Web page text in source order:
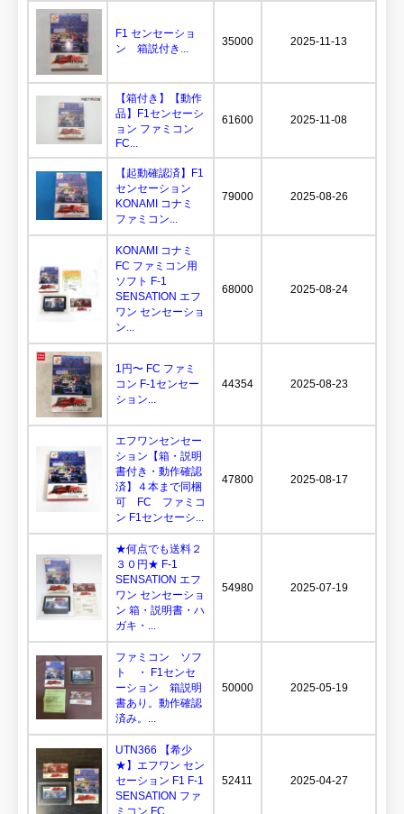
F1 センセーショ
ン 箱説付き...
35000 2025-11-13
【箱付き】【動作
品】F1センセーシ
ョン ファミコン
FC...
61600 2025-11-08
【起動確認済】F1
センセーション
KONAMI コナミ
ファミコン...
79000 2025-08-26
KONAMI コナミ
FC ファミコン用
ソフト F-1
SENSATION エフ
ワン センセーショ
ン...
68000 2025-08-24
1円〜 FC ファミ
コン F-1センセー
ション...
44354 2025-08-23
エフワンセンセー
ション【箱・説明
書付き・動作確認
済】４本まで同梱
可 FC ファミコ
ン F1センセーシ...
47800 2025-08-17
★何点でも送料２
３０円★ F-1
SENSATION エフ
ワン センセーショ
ン 箱・説明書・ハ
ガキ・...
54980 2025-07-19
ファミコン ソフ
ト ・ F1センセ
ーション 箱説明
書あり。動作確認
済み。...
50000 2025-05-19
UTN366 【希少
★】エフワン セン
セーション F1 F-1
SENSATION ファ
ミコン FC...
52411 2025-04-27